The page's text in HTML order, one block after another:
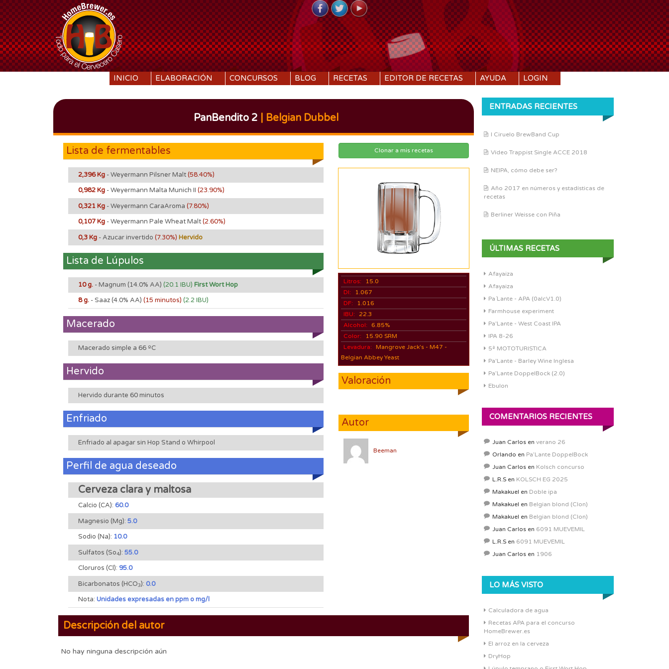
SKIP TO CONTENT
INICIO ELABORACIÓN CONCURSOS BLOG RECETAS EDITOR DE RECETAS AYUDA LOGIN
PanBendito 2 | Belgian Dubbel
Lista de fermentables
2,396 Kg - Weyermann Pilsner Malt(58.40%)
0,982 Kg - Weyermann Malta Munich II (23.90%)
0,321 Kg - Weyermann CaraAroma (7.80%)
0,107 Kg - Weyermann Pale Wheat Malt(2.60%)
0,3 Kg - Azucar invertido (7.30%) Hervido
Lista de Lúpulos
10 g. - Magnum (14.0% AA) (20.1 IBU) First Wort Hop
8 g. - Saaz(4.0% AA) (15 minutos) (2.2 IBU)
Macerado
Macerado simple a 66 ºC
Hervido
Hervido durante 60 minutos
Enfriado
Enfriado al apagar sin Hop Stand o Whirpool
Perfil de agua deseado
Cerveza clara y maltosa
Calcio (CA): 60.0
Magnesio (Mg): 5.0
Sodio (Na): 10.0
Sulfatos (So4): 55.0
Cloruros (Cl): 95.0
Bicarbonatos (HCO3): 0.0
Nota: Unidades expresadas en ppm o mg/l
Clonar a mis recetas
Litros:
15.0
DI:
1.067
DF:
1.016
IBU:
22.3
Alcohol:
6.85%
Color:
15.90 SRM
Levadura: Mangrove Jack's - M47 -
Belgian Abbey Yeast
Valoración
Autor
Beeman
Descripción del autor
No hay ninguna descripción aún
ENTRADAS RECIENTES
I Ciruelo BrewBand Cup
Vídeo Trappist Single ACCE 2018
NEIPA, cómo debe ser?
Año 2017 en números y estadísticas de
recetas
Berliner Weisse con Piña
ÚLTIMAS RECETAS
Afayaiza
Afayaiza
Pa´Lante - APA (0alcV1.0)
Farmhouse experiment
Pa'Lante - West Coast IPA
IPA 8-26
5ª MOTOTURISTICA
Pa'Lante - Barley Wine Inglesa
Pa’Lante DoppelBock (2.0)
Ebulon
COMENTARIOS RECIENTES
Juan Carlos en verano 26
Orlando en Pa’Lante DoppelBock
Juan Carlos en Kolsch concurso
L.R.S en KOLSCH EG 2025
Makakuel en Doble ipa
Makakuel en Belgian blond (Clon)
Makakuel en Belgian blond (Clon)
Juan Carlos en 6091 MUEVEMIL
L.R.S en 6091 MUEVEMIL
Juan Carlos en 1906
LO MÁS VISTO
Calculadora de agua
Recetas APA para el concurso
HomeBrewer.es
El arroz en la cerveza
DryHop